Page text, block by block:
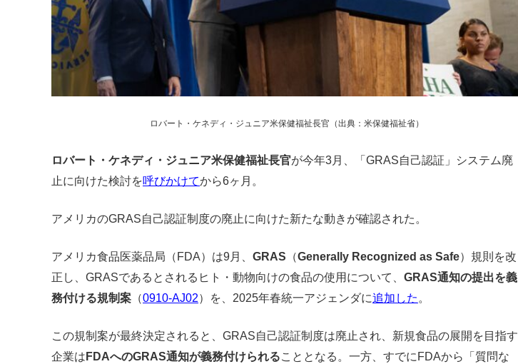
ロバート・ケネディ・ジュニア米保健福祉長官（出典：米保健福祉省）
ロバート・ケネディ・ジュニア米保健福祉長官が今年3月、「GRAS自己認証」システム廃
止に向けた検討を呼びかけてから6ヶ月。
アメリカのGRAS自己認証制度の廃止に向けた新たな動きが確認された。
アメリカ食品医薬品局（FDA）は9月、 GRAS （Generally Recognized as Safe）規則を改
正し、GRASであるとされるヒト・動物向けの食品の使用について、 GRAS通知の提出を義
務付ける規制案 （0910-AJ02）を、2025年春統一アジェンダに追加した 。
この規制案が最終決定されると、GRAS自己認証制度は廃止され、新規食品の展開を目指す
企業は FDAへのGRAS通知が義務付けられることとなる。一方、すでにFDAから「質問な